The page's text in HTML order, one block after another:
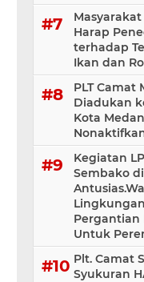
Harap
terhadap
Ikan dan
PLT Camat
Diadukan
Kota
Kegiatan
Sembako
Pergantian
Untuk
Plt. Camat
Syukuran